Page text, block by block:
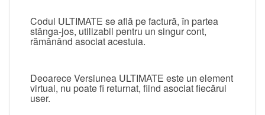
Codul ULTIMATE se află pe factură, în partea
stânga-jos, utilizabil pentru un singur cont,
rămânând asociat acestuia.
Deoarece Versiunea ULTIMATE este un element
virtual, nu poate fi returnat, fiind asociat fiecărui
user.